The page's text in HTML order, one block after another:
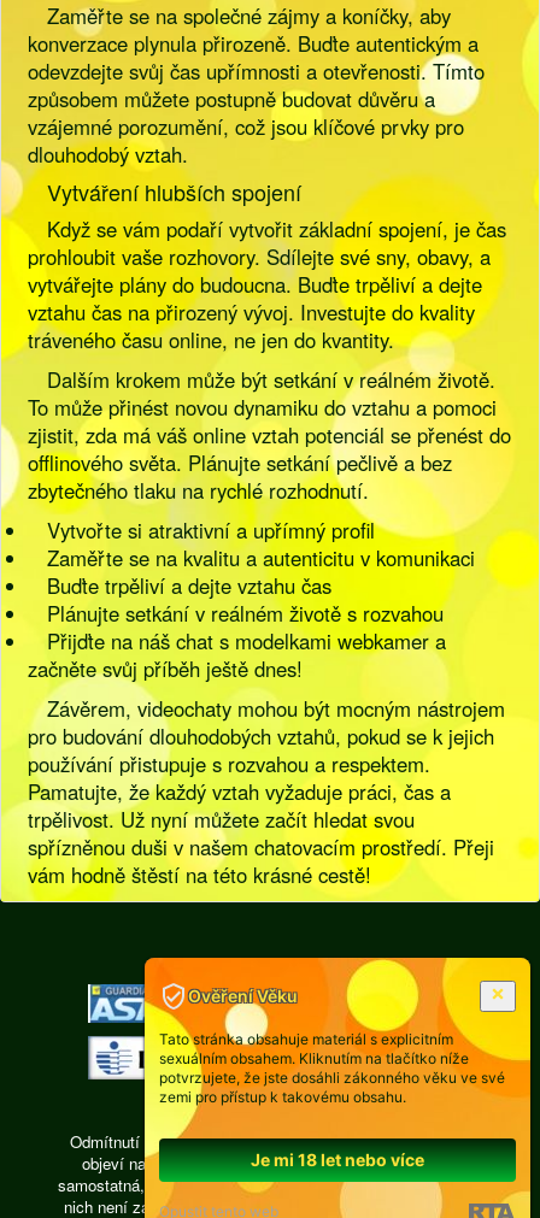
Zaměřte se na společné zájmy a koníčky, aby
konverzace plynula přirozeně. Buďte autentickým a
odevzdejte svůj čas upřímnosti a otevřenosti. Tímto
způsobem můžete postupně budovat důvěru a
vzájemné porozumění, což jsou klíčové prvky pro
dlouhodobý vztah.
Vytváření hlubších spojení
Když se vám podaří vytvořit základní spojení, je čas
prohloubit vaše rozhovory. Sdílejte své sny, obavy, a
vytvářejte plány do budoucna. Buďte trpěliví a dejte
vztahu čas na přirozený vývoj. Investujte do kvality
tráveného času online, ne jen do kvantity.
Dalším krokem může být setkání v reálném životě.
To může přinést novou dynamiku do vztahu a pomoci
zjistit, zda má váš online vztah potenciál se přenést do
offlinového světa. Plánujte setkání pečlivě a bez
zbytečného tlaku na rychlé rozhodnutí.
Vytvořte si atraktivní a upřímný profil
Zaměřte se na kvalitu a autenticitu v komunikaci
Buďte trpěliví a dejte vztahu čas
Plánujte setkání v reálném životě s rozvahou
Přijďte na náš chat s modelkami webkamer a
začněte svůj příběh ještě dnes!
Závěrem, videochaty mohou být mocným nástrojem
pro budování dlouhodobých vztahů, pokud se k jejich
používání přistupuje s rozvahou a respektem.
Pamatujte, že každý vztah vyžaduje práci, čas a
trpělivost. Už nyní můžete začít hledat svou
spřízněnou duši v našem chatovacím prostředí. Přeji
vám hodně štěstí na této krásné cestě!
]
Odmítnutí odpovědnosti: Každá osoba, jejíž fotografie se
objeví na videochatu isexy.cz, je právně zodpovědná,
samostatná, pracuje ze vzdálené privátní místnosti, žádná z
nich není zaměstnancem a subdodavatelům provozovatele
Ověření Věku
Tato stránka obsahuje materiál s explicitním
sexuálním obsahem. Kliknutím na tlačítko níže
potvrzujete, že jste dosáhli zákonného věku ve své
zemi pro přístup k takovému obsahu.
Je mi 18 let nebo více
Opustit tento web